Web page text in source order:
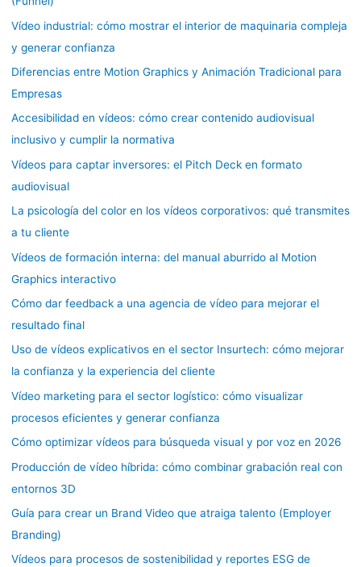
Vídeo industrial: cómo mostrar el interior de maquinaria compleja
y generar confianza
Diferencias entre Motion Graphics y Animación Tradicional para
Empresas
Accesibilidad en vídeos: cómo crear contenido audiovisual
inclusivo y cumplir la normativa
Vídeos para captar inversores: el Pitch Deck en formato
audiovisual
La psicología del color en los vídeos corporativos: qué transmites
a tu cliente
Vídeos de formación interna: del manual aburrido al Motion
Graphics interactivo
Cómo dar feedback a una agencia de vídeo para mejorar el
resultado final
Uso de vídeos explicativos en el sector Insurtech: cómo mejorar
la confianza y la experiencia del cliente
Vídeo marketing para el sector logístico: cómo visualizar
procesos eficientes y generar confianza
Cómo optimizar vídeos para búsqueda visual y por voz en 2026
Producción de vídeo híbrida: cómo combinar grabación real con
entornos 3D
Guía para crear un Brand Video que atraiga talento (Employer
Branding)
Vídeos para procesos de sostenibilidad y reportes ESG de